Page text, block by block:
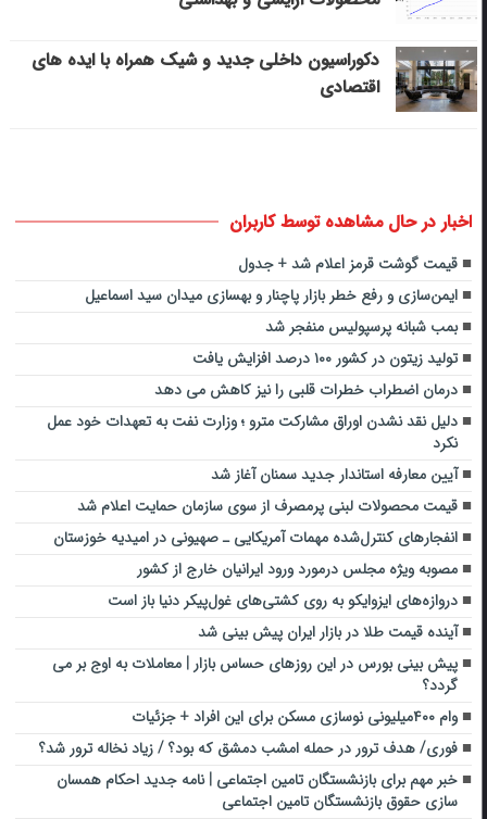
دکوراسیون داخلی جدید و شیک همراه با ایده های
اقتصادی
اخبار در حال مشاهده توسط کاربران
قیمت گوشت قرمز اعلام شد + جدول
ایمن‌سازی و رفع خطر بازار پاچنار و بهسازی میدان سید اسماعیل
بمب شبانه پرسپولیس منفجر شد
تولید زیتون در کشور ۱۰۰ درصد افزایش یافت
درمان اضطراب خطرات قلبی را نیز کاهش می دهد
دلیل نقد نشدن اوراق مشارکت مترو ؛ وزارت نفت به تعهدات خود عمل
نکرد
آیین معارفه استاندار جدید سمنان آغاز شد
قیمت محصولات لبنی پرمصرف از سوی سازمان حمایت اعلام شد
انفجارهای کنترل‌شده مهمات آمریکایی ـ صهیونی در امیدیه خوزستان
مصوبه ویژه مجلس درمورد ورود ایرانیان خارج از کشور
دروازه‌های ایزوایکو به روی کشتی‌های غول‌پیکر دنیا باز است
آینده قیمت طلا در بازار ایران پیش بینی شد
پیش بینی بورس در این روزهای حساس بازار | معاملات به اوج بر می
گردد؟
وام ۴۰۰میلیونی نوسازی مسکن برای این افراد + جزئیات
فوری/ هدف ترور در حمله امشب دمشق که بود؟ / زیاد نخاله ترور شد؟
خبر مهم برای بازنشستگان تامین اجتماعی | نامه جدید احکام همسان
سازی حقوق بازنشستگان تامین اجتماعی